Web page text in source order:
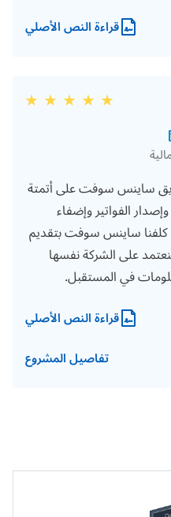
قراءة النص الأصلي
ساينس سوفت على أتمتة
الفواتير وإضفاء
كلفنا ساينس سوفت بتقديم
على الشركة نفسها
في المستقبل.
قراءة النص الأصلي
تفاصيل المشروع